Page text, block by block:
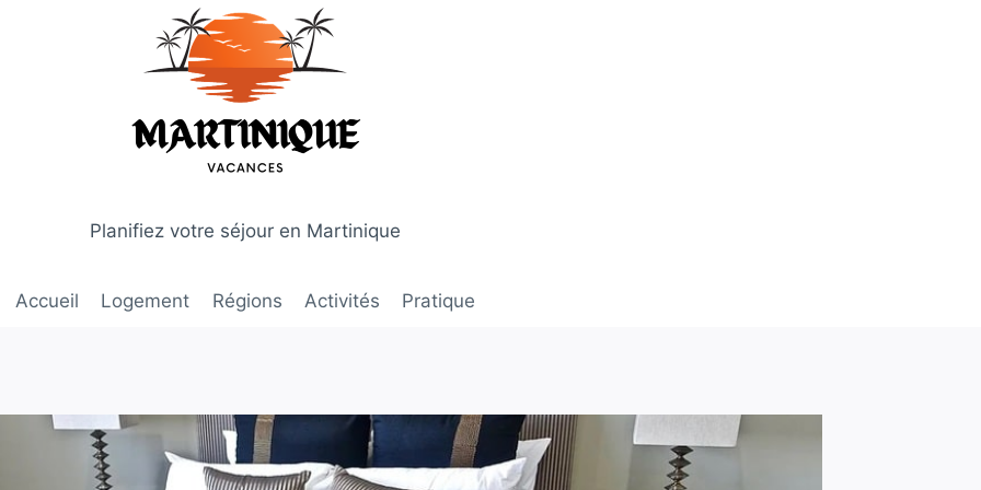
Planifiez votre séjour en Martinique
Accueil Logement Régions Activités Pratique